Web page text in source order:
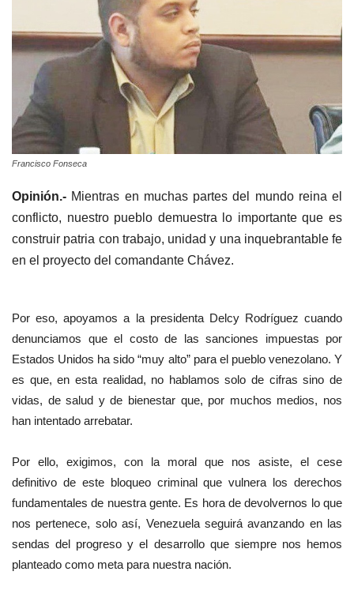
Francisco Fonseca
Opinión.- Mientras en muchas partes del mundo reina el
conflicto, nuestro pueblo demuestra lo importante que es
construir patria con trabajo, unidad y una inquebrantable fe
en el proyecto del comandante Chávez.
Por eso, apoyamos a la presidenta Delcy Rodríguez cuando
denunciamos que el costo de las sanciones impuestas por
Estados Unidos ha sido “muy alto” para el pueblo venezolano. Y
es que, en esta realidad, no hablamos solo de cifras sino de
vidas, de salud y de bienestar que, por muchos medios, nos
han intentado arrebatar.
Por ello, exigimos, con la moral que nos asiste, el cese
definitivo de este bloqueo criminal que vulnera los derechos
fundamentales de nuestra gente. Es hora de devolvernos lo que
nos pertenece, solo así, Venezuela seguirá avanzando en las
sendas del progreso y el desarrollo que siempre nos hemos
planteado como meta para nuestra nación.